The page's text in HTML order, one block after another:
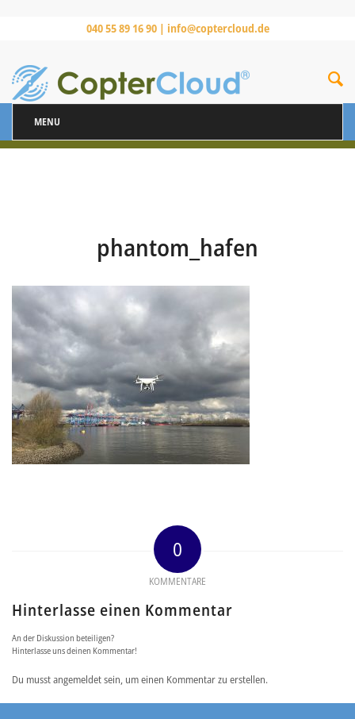
040 55 89 16 90 | info@coptercloud.de
MENU
phantom_hafen
0
KOMMENTARE
Hinterlasse einen Kommentar
An der Diskussion beteiligen?
Hinterlasse uns deinen Kommentar!
Du musst angemeldet sein, um einen Kommentar zu erstellen.